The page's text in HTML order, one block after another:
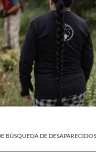
BÚSQUEDA DE